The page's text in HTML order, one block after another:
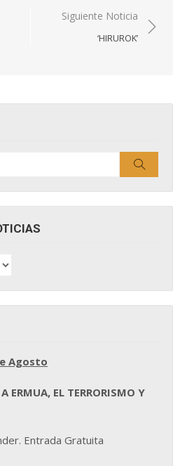
Siguiente Noticia
‘HIRUROK’
Agosto
ERMUA, EL TERRORISMO Y
Entrada Gratuita